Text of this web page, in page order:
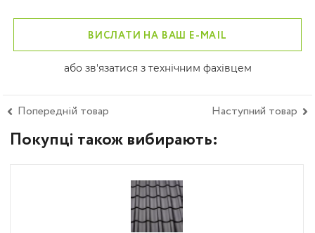
ВИСЛАТИ НА ВАШ E-MAIL
або зв'язатися з технічним фахівцем
Попередній товар Наступний товар
Покупці також вибирають: